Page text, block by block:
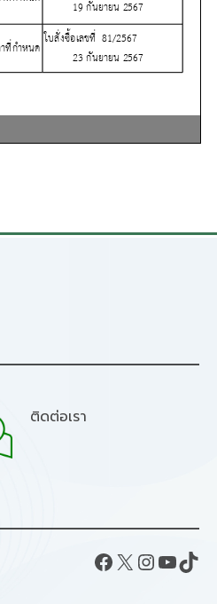
ติดต่อเรา
Facebook X InstagramYouTube TikTok